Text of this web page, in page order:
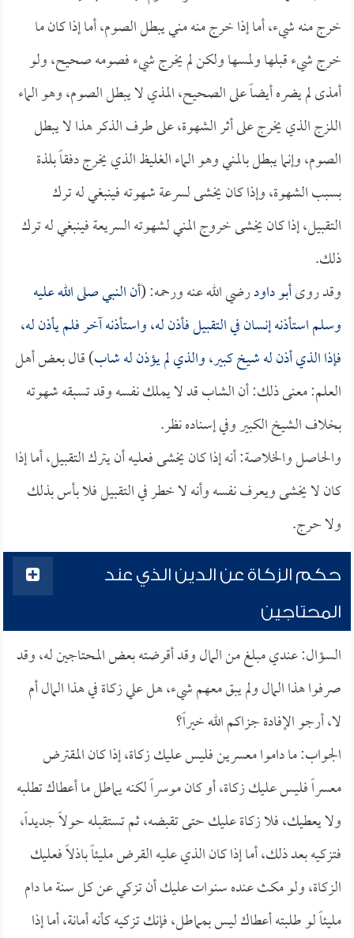
خرج منه شيء، أما إذا خرج منه مني يبطل الصوم، أما إذا كان ما
خرج شيء قبلها ولمسها ولكن لم يخرج شيء فصومه صحيح، ولو
أمذى لم يضره أيضاً على الصحيح، المذي لا يبطل الصوم، وهو الماء
اللزج الذي يخرج على أثر الشهوة، على طرف الذكر هذا لا يبطل
الصوم، وإنما يبطل بالمني وهو الماء الغليظ الذي يخرج دفقاً بلذة
بسبب الشهوة، وإذا كان يخشى لسرعة شهوته فينبغي له ترك
التقبيل، إذا كان يخشى خروج المني لشهوته السريعة فينبغي له ترك
ذلك.
وقد روىأبو داودرضي الله عنه ورحمه: (أن النبي صلى الله عليه
وسلم استأذنه إنسان في التقبيل فأذن له، واستأذنه آخر فلم يأذن له،
فإذا الذي أذن له شيخ كبير، والذي لم يؤذن له شاب) قال بعض أهل
العلم: معنى ذلك: أن الشاب قد لا يملك نفسه وقد تسبقه شهوته
بخلاف الشيخ الكبير وفي إسناده نظر.
والحاصل والخلاصة: أنه إذا كان يخشى فعليه أن يترك التقبيل، أما إذا
كان لا يخشى ويعرف نفسه وأنه لا خطر في التقبيل فلا بأس بذلك
ولا حرج.
حكم الزكاة عن الدين الذي عند
المحتاجين
السؤال: عندي مبلغ من المال وقد أقرضته بعض المحتاجين له، وقد
صرفوا هذا المال ولم يبق معهم شيء، هل علي زكاة في هذا المال أم
لا، أرجو الإفادة جزاكم الله خيراً؟
الجواب: ما داموا معسرين فليس عليك زكاة، إذا كان المقترض
معسراً فليس عليك زكاة، أو كان موسراً لكنه يماطل ما أعطاك تطلبه
ولا يعطيك، فلا زكاة عليك حتى تقبضه، ثم تستقبله حولاً جديداً،
فتزكيه بعد ذلك، أما إذا كان الذي عليه القرض مليئاً باذلاً فعليك
الزكاة، ولو مكث عنده سنوات عليك أن تزكي عن كل سنة ما دام
مليئاً لو طلبته أعطاك ليس بمماطل، فإنك تزكيه كأنه أمانة، أما إذا